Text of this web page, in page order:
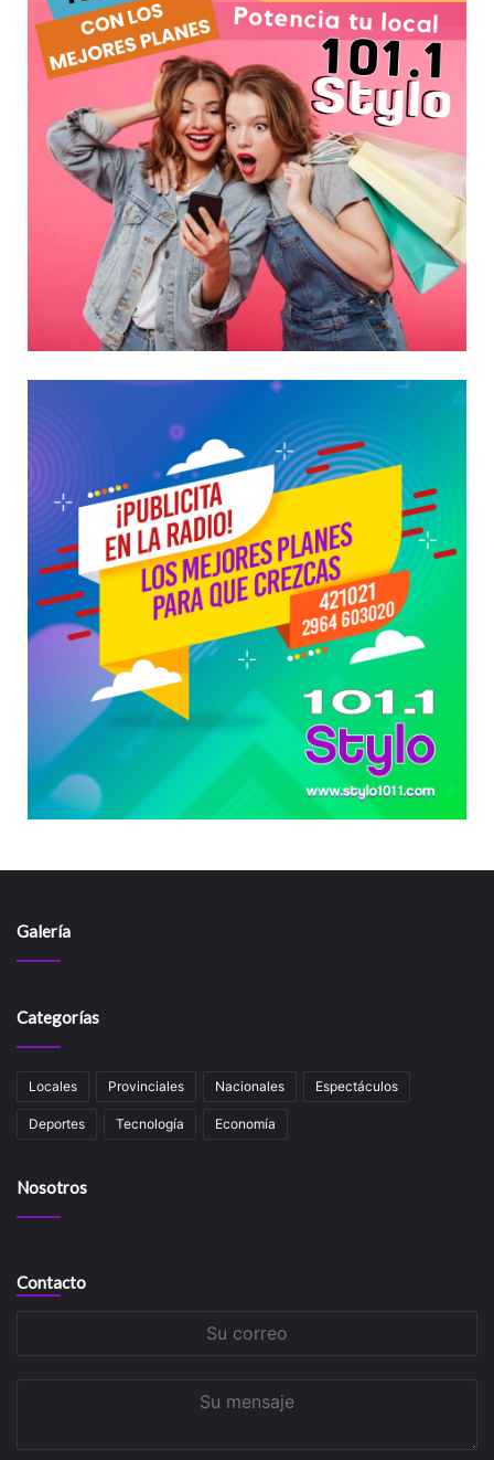
Galería
Categorías
Locales Provinciales Nacionales Espectáculos
Deportes Tecnología Economía
Nosotros
Contacto